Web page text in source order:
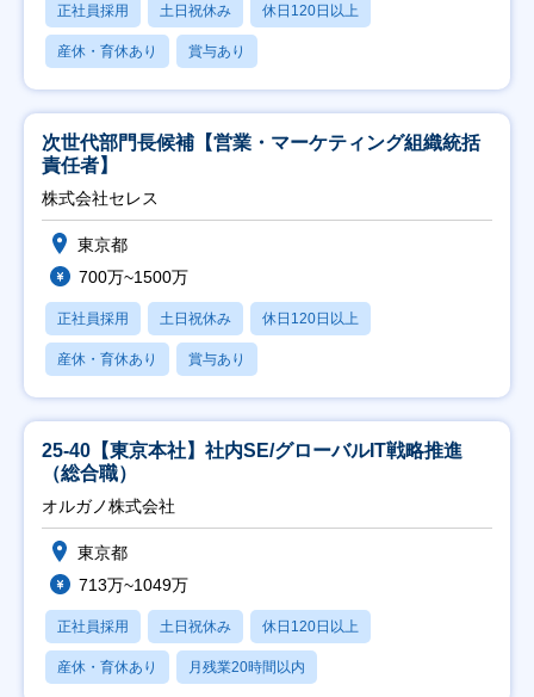
正社員採用 土日祝休み 休日120日以上
産休・育休あり 賞与あり
次世代部門長候補【営業・マーケティング組織統括
責任者】
株式会社セレス
東京都
700万~1500万
正社員採用 土日祝休み 休日120日以上
産休・育休あり 賞与あり
25-40【東京本社】社内SE/グローバルIT戦略推進
（総合職）
オルガノ株式会社
東京都
713万~1049万
正社員採用 土日祝休み 休日120日以上
産休・育休あり 月残業20時間以内